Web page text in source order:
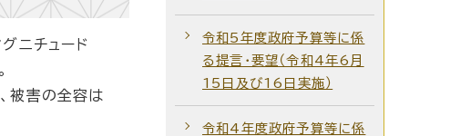
ニチュード
被害の全容は
令和5年度政府予算等に係
る提言・要望（令和4年6月
15日及び16日実施）
令和4年度政府予算等に係